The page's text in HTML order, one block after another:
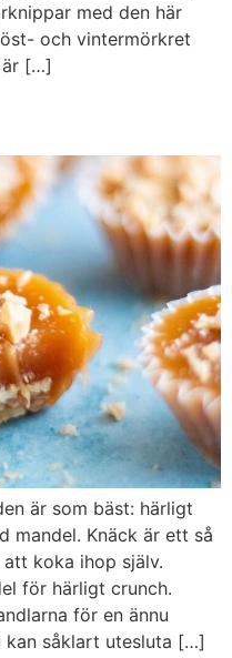
med den här
och vintermörkret
är […]
är som bäst: härligt
mandel. Knäck är ett så
koka ihop själv.
för härligt crunch.
för en ännu
kan såklart utesluta […]